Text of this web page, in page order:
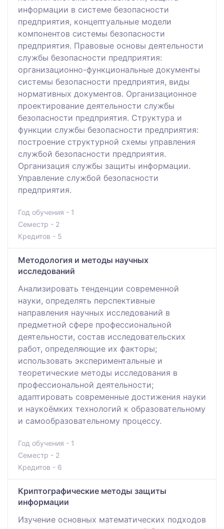
информации в системе безопасности
предприятия, концептуальные модели
компонентов системы безопасности
предприятия. Правовые основы деятельности
службы безопасности предприятия:
организационно-функциональные документы
системы безопасности предприятия, виды
нормативных документов. Организационное
проектирование деятельности службы
безопасности предприятия. Структура и
функции службы безопасности предприятия:
построение структурной схемы управления
службой безопасности предприятия.
Организация службы защиты информации.
Управление службой безопасности
предприятия.
Год обучения - 1
Семестр - 2
Кредитов - 5
Методология и методы научных
исследований
Анализировать тенденции современной
науки, определять перспективные
направления научных исследований в
предметной сфере профессиональной
деятельности, состав исследовательских
работ, определяющие их факторы;
использовать экспериментальные и
теоретические методы исследования в
профессиональной деятельности;
адаптировать современные достижения науки
и наукоёмких технологий к образовательному
и самообразовательному процессу.
Год обучения - 1
Семестр - 2
Кредитов - 6
Криптографические методы защиты
информации
Изучение основных математических подходов